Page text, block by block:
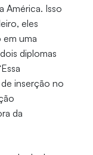
América. Isso
eles
uma
diplomas
inserção no
da